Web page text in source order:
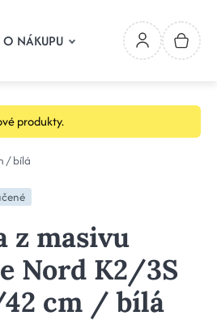
O NÁKUPU
produkty.
/ bílá
z masivu
Nord K2/3S
cm / bílá